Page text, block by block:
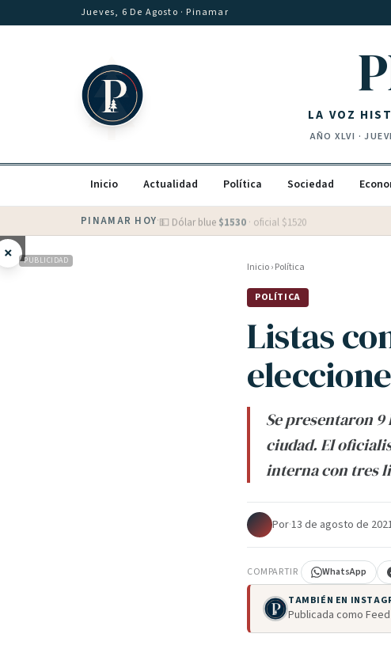
Saltar al contenidoJueves, 6 De Agosto · Pinamar
LA VOZ
AÑOXLVI ·
Inicio Actualidad Política Sociedad
PINAMAR HOY·💵 Dólar blue $1530 · oficial $1520
× PUBLICIDAD Inicio›Política
POLÍTICA
Listas
Se presentaron
ciudad. El
interna con tres
Por·13 de agosto de
COMPARTIR WhatsApp
TAMBIÉN EN
Publicada como